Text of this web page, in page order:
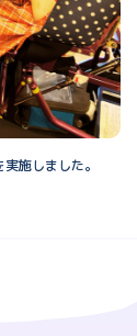
施しました。